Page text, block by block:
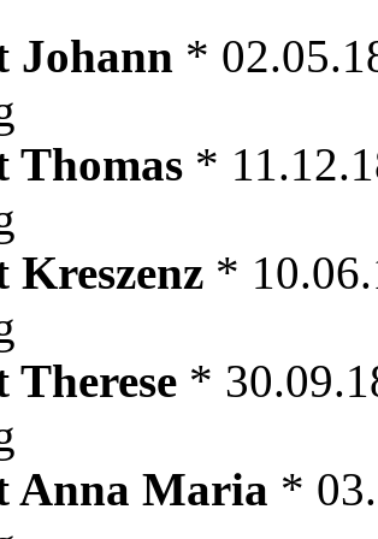
Johann *
Thomas *
Kreszenz *
Therese *
Anna Maria *